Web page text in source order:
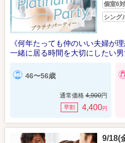
個室6
シング
《何年たっても仲のいい夫婦が理
一緒に居る時間を大切にしたい
46〜56歳
通常価格 4,900円
早割 4,400円
9/18(